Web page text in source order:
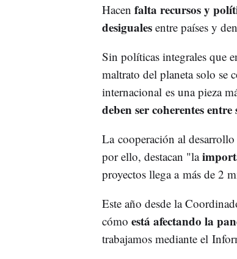
Hacen falta recursos y
desiguales entre países y
Sin políticas integrales que
maltrato del planeta solo se
internacional es una pieza
deben ser coherentes
La cooperación al
por ello, destacan "la
proyectos llega a más de 2
Este año desde la
cómo está afectando la
trabajamos mediante el